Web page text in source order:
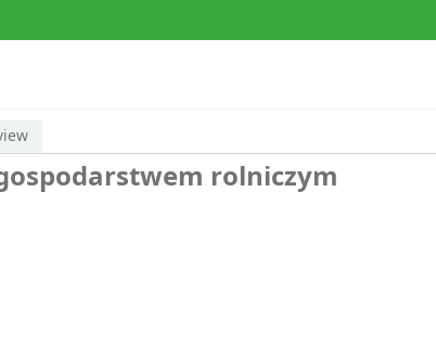
rolniczym